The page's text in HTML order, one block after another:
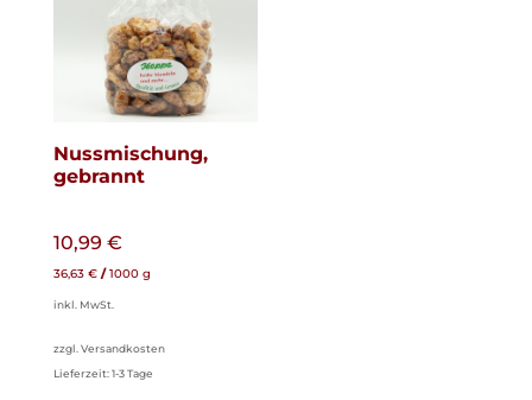
Nussmischung,
gebrannt
10,99 €
36,63 €/1000 g
inkl. MwSt.
zzgl. Versandkosten
Lieferzeit:1-3 Tage